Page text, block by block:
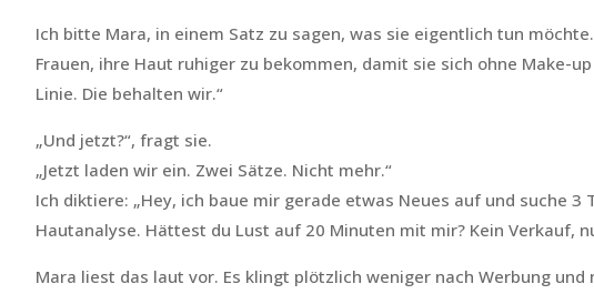
Ich bitte Mara, in einem Satz zu sagen, was sie eigentlich tun
Frauen, ihre Haut ruhiger zu bekommen, damit sie sich ohne Make-
Linie. Die behalten wir.“
„Und jetzt?“, fragt sie.
„Jetzt laden wir ein. Zwei Sätze. Nicht mehr.“
Ich diktiere: „Hey, ich baue mir gerade etwas Neues auf und suche
Hautanalyse. Hättest du Lust auf 20 Minuten mit mir? Kein Verkauf,
Mara liest das laut vor. Es klingt plötzlich weniger nach Werbung